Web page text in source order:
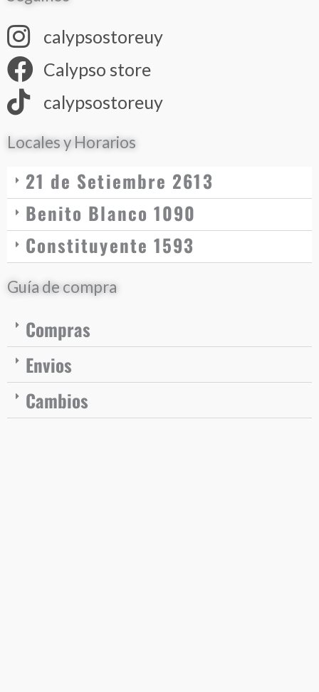
calypsostoreuy
Calypso store
calypsostoreuy
Locales y Horarios
21 de Setiembre 2613
Benito Blanco 1090
Constituyente 1593
Guía de compra
Compras
Envios
Cambios